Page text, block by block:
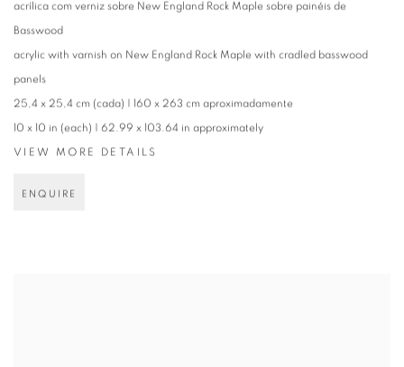
acrílica com verniz sobre New England Rock Maple sobre painéis de
Basswood
acrylic with varnish on New England Rock Maple with cradled basswood
panels
25,4 x 25,4 cm (cada) | 160 x 263 cm aproximadamente
10 x 10 in (each) | 62.99 x 103.64 in approximately
VIEW MORE DETAILS
ENQUIRE